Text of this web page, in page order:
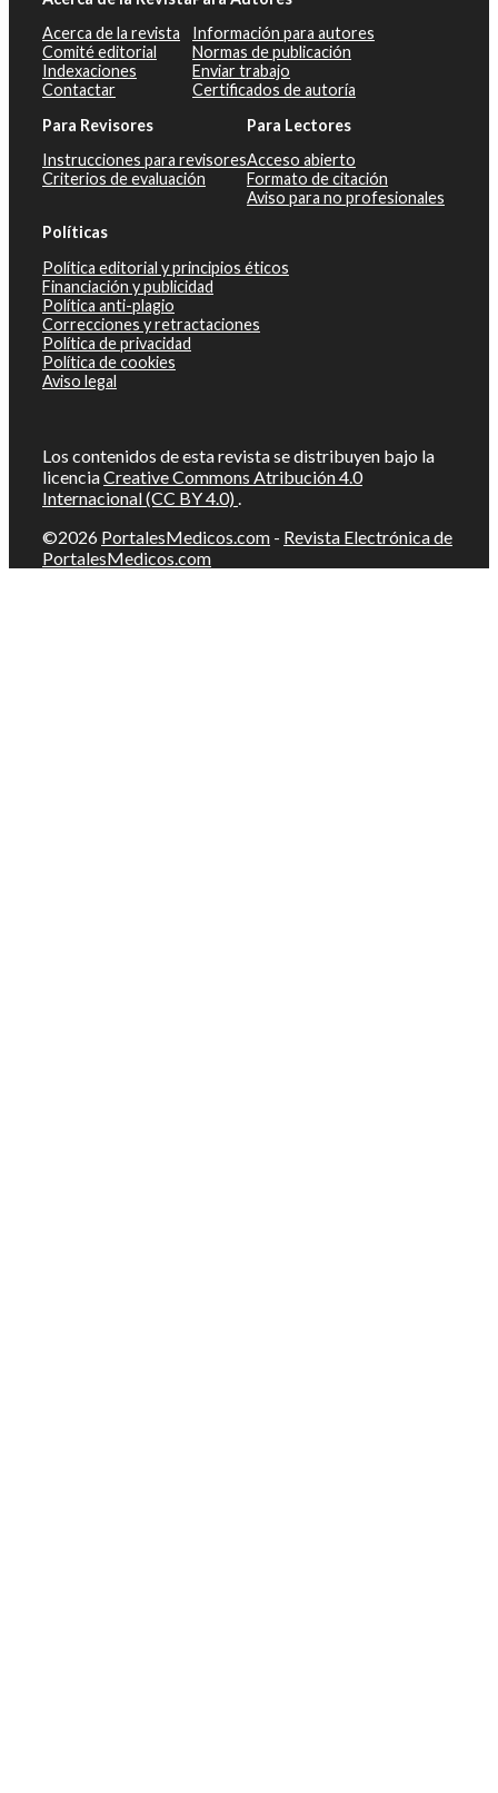
Acerca de la revista
Comité editorial
Indexaciones
Contactar
Información para autores
Normas de publicación
Enviar trabajo
Certificados de autoría
Para Revisores
Instrucciones para revisores
Criterios de evaluación
Para Lectores
Acceso abierto
Formato de citación
Aviso para no profesionales
Políticas
Política editorial y principios éticos
Financiación y publicidad
Política anti-plagio
Correcciones y retractaciones
Política de privacidad
Política de cookies
Aviso legal
Los contenidos de esta revista se distribuyen bajo la
licenciaCreative Commons Atribución 4.0
Internacional (CC BY 4.0) .
©2026 PortalesMedicos.com - Revista Electrónica de
PortalesMedicos.com